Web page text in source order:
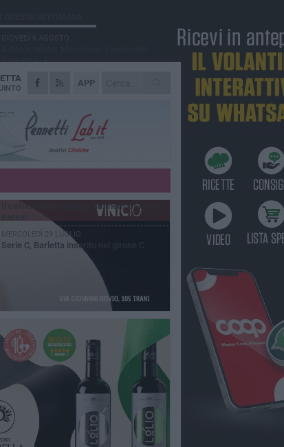
APP
Barletta in B
SABATO 1 AGOSTO
Poker di Da Silva, Barletta batte Soccer
VENERDÌ 31 LUGLIO
Serie C Sky Wifi: fissate date e orari delle
prime otto giornate di campionato.
VENERDÌ 31 LUGLIO
Barletta 1922: un avvio tostissimo e
VENERDÌ 31 LUGLIO
Il calcio italiano piange l'immenso Franco
MERCOLEDÌ 29 LUGLIO
Serie C, Barletta inserito nel girone C